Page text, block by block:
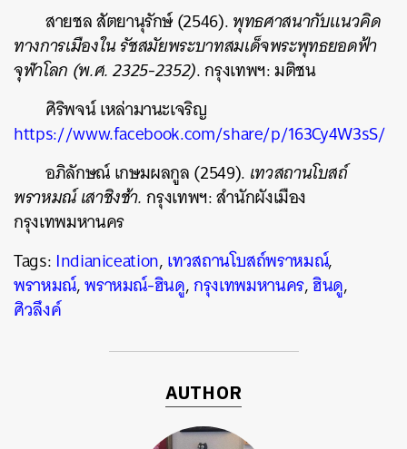
สายชล สัตยานุรักษ์ (2546).พุทธศาสนากับแนวคิด
ทางการเมืองใน รัชสมัยพระบาทสมเด็จพระพุทธยอดฟ้า
จุฬาโลก (พ.ศ. 2325-2352). กรุงเทพฯ: มติชน
ศิริพจน์ เหล่ามานะเจริญ
https://www.facebook.com/share/p/163Cy4W3sS/
อภิลักษณ์ เกษมผลกูล (2549). เทวสถานโบสถ์
พราหมณ์ เสาชิงช้า.กรุงเทพฯ: สำนักผังเมือง
กรุงเทพมหานคร
Tags: Indianiceation,เทวสถานโบสถ์พราหมณ์,
พราหมณ์,พราหมณ์-ฮินดู,กรุงเทพมหานคร,ฮินดู,
ศิวลึงค์
AUTHOR